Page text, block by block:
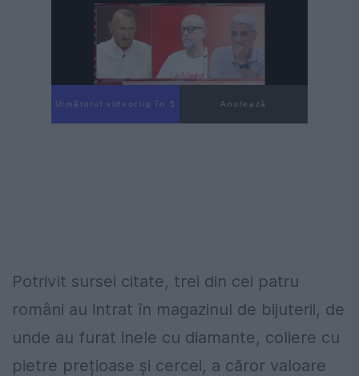
Următorul videoclip în 4 Anulează
Potrivit sursei citate, trei din cei patru
români au intrat în magazinul de bijuterii, de
unde au furat inele cu diamante, coliere cu
pietre prețioase și cercei, a căror valoare